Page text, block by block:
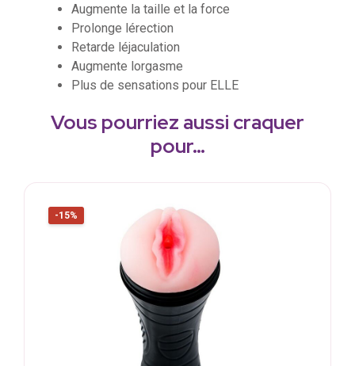
Augmente la taille et la force
Prolonge lérection
Retarde léjaculation
Augmente lorgasme
Plus de sensations pour ELLE
Vous pourriez aussi craquer
pour…
-15%